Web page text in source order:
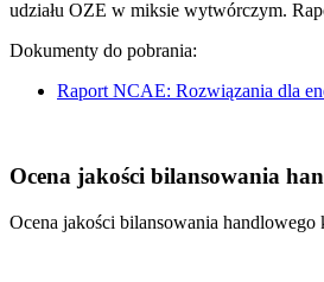
udziału OZE w miksie wytwórczym.
Dokumenty do pobrania:
Raport NCAE: Rozwiązania dla
Ocena jakości bilansowania
Ocena jakości bilansowania